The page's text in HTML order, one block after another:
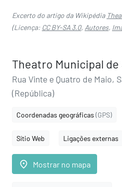
Excerto do artigo da Wikipédia
(Licença: CC BY-SA 3.0, Autores,
Theatro Municipal de
Rua Vinte e Quatro de Maio,
(República)
Coordenadas geográficas (GPS)
Sítio Web Ligações externas
place Mostrar no mapa